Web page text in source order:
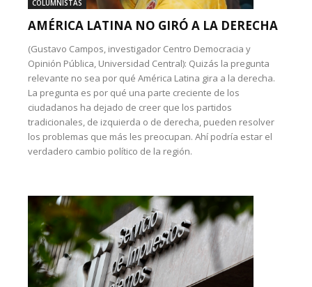
COLUMNISTAS
AMÉRICA LATINA NO GIRÓ A LA DERECHA
(Gustavo Campos, investigador Centro Democracia y
Opinión Pública, Universidad Central): Quizás la pregunta
relevante no sea por qué América Latina gira a la derecha.
La pregunta es por qué una parte creciente de los
ciudadanos ha dejado de creer que los partidos
tradicionales, de izquierda o de derecha, pueden resolver
los problemas que más les preocupan. Ahí podría estar el
verdadero cambio político de la región.